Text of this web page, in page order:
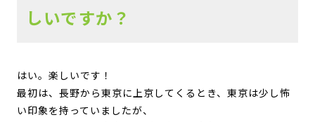
しいですか？
はい。楽しいです！
最初は、長野から東京に上京してくるとき、東京は少し怖
い印象を持っていましたが、